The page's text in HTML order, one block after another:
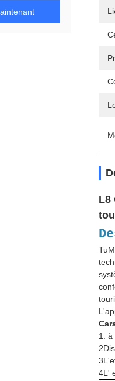
L8
1. à
4L'